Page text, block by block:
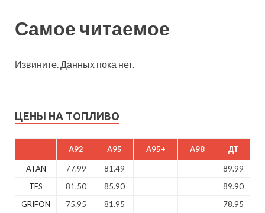
Самое читаемое
Извините. Данных пока нет.
ЦЕНЫ НА ТОПЛИВО
A92 A95 A95+ A98 ДТ
ATAN 77.99 81.49
89.99
TES
81.50 85.90
89.90
GRIFON
75.95 81.95 78.95